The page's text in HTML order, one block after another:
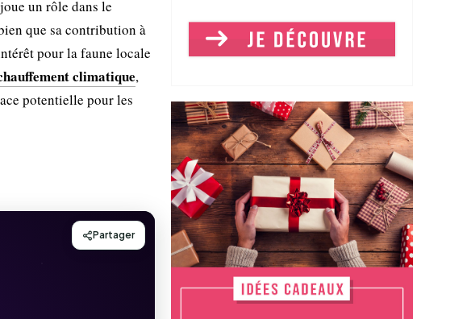
un rôle dans le
que sa contribution à
pour la faune locale
climatique,
potentielle pour les